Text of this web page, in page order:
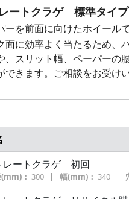
ートクラゲ 標準タイプ
ーを前面に向けたホイールで
面に効率よく当たるため、
、スリット幅、ペーパーの
できます。ご相談をお受けい
レートクラゲ 初回
： 300 幅(mm)： 340